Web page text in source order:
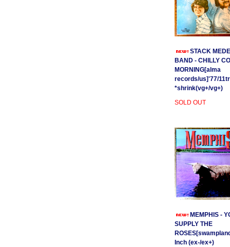
STACK
BAND - CHILLY
MORNING[alma
records/us]'77/
*shrink(vg+/vg+)
SOLD OUT
MEMPHIS -
SUPPLY THE
Inch (ex-/ex+)